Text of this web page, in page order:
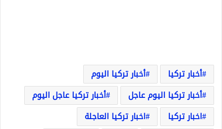
أخبار تركيا
أخبار تركيا اليوم
أخبار تركيا اليوم عاجل
أخبار تركيا عاجل اليوم
اخبار تركيا
اخبار تركيا العاجلة